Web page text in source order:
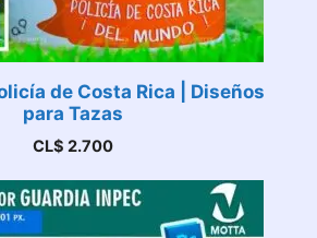
de Costa Rica | Diseños
para Tazas
CL$ 2.700